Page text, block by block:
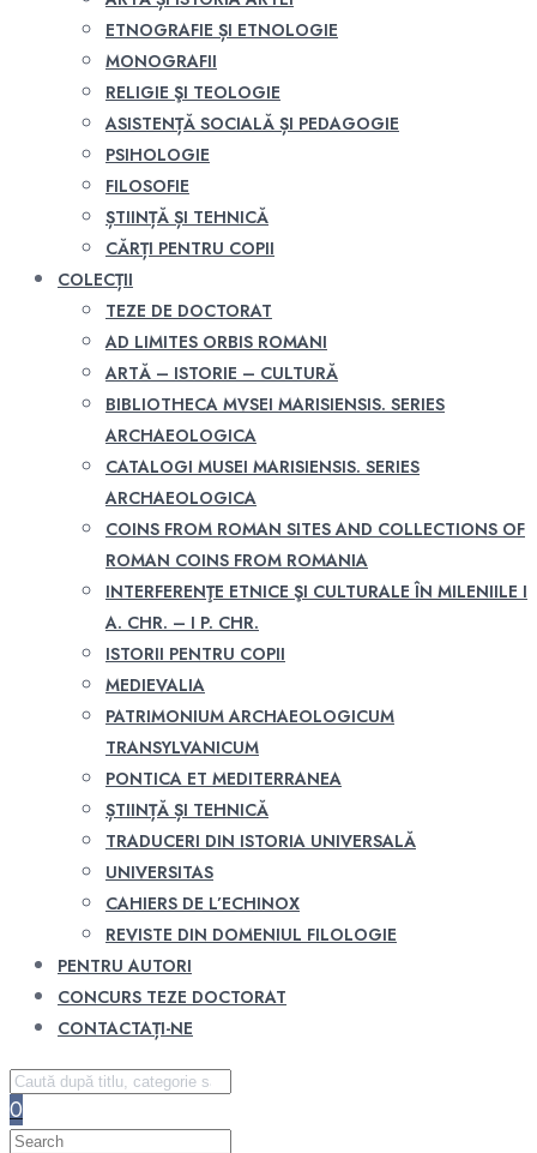
ETNOGRAFIE ȘI ETNOLOGIE
MONOGRAFII
RELIGIE ŞI TEOLOGIE
ASISTENȚĂ SOCIALĂ ȘI PEDAGOGIE
PSIHOLOGIE
FILOSOFIE
ȘTIINȚĂ ȘI TEHNICĂ
CĂRȚI PENTRU COPII
COLECȚII
TEZE DE DOCTORAT
AD LIMITES ORBIS ROMANI
ARTĂ – ISTORIE – CULTURĂ
BIBLIOTHECA MVSEI MARISIENSIS. SERIES
ARCHAEOLOGICA
CATALOGI MUSEI MARISIENSIS. SERIES
ARCHAEOLOGICA
COINS FROM ROMAN SITES AND COLLECTIONS OF
ROMAN COINS FROM ROMANIA
INTERFERENŢE ETNICE ŞI CULTURALE ÎN MILENIILE I
A. CHR. – I P. CHR.
ISTORII PENTRU COPII
MEDIEVALIA
PATRIMONIUM ARCHAEOLOGICUM
TRANSYLVANICUM
PONTICA ET MEDITERRANEA
ȘTIINȚĂ ȘI TEHNICĂ
TRADUCERI DIN ISTORIA UNIVERSALĂ
UNIVERSITAS
CAHIERS DE L’ECHINOX
REVISTE DIN DOMENIUL FILOLOGIE
PENTRU AUTORI
CONCURS TEZE DOCTORAT
CONTACTAȚI-NE
0